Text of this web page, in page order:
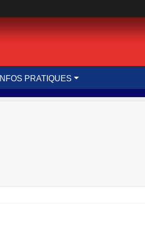
INFOS PRATIQUES